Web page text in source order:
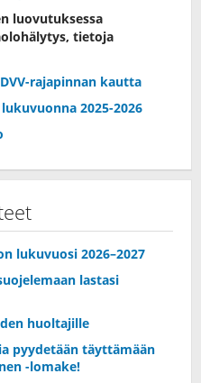
luovutuksessa
tietoja
rajapinnan kautta
2025-2026
lukuvuosi 2026–2027
lastasi
huoltajille
pyydetään täyttämään
-lomake!